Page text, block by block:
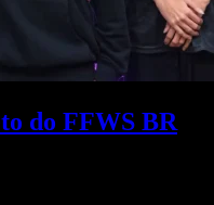
do FFWS BR